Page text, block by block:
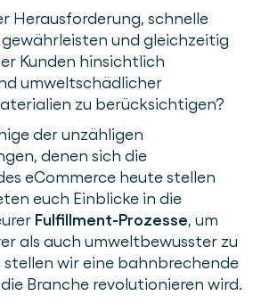
Herausforderung, schnelle
und gleichzeitig
Kunden hinsichtlich
umweltschädlicher
zu berücksichtigen?
der unzähligen
denen sich die
eCommerce heute stellen
euch Einblicke in die
Fulfillment-Prozesse, um
als auch umweltbewusster zu
stellen wir eine bahnbrechende
Branche revolutionieren wird.